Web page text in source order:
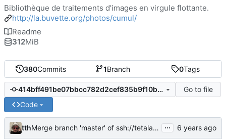
380Commits 1Branch 0Tags
414bff491be07bbcc782d2cef835b9f10b347f19
Go to file
Code
tth Merge branch 'master' of ssh://tetalab.org/tTh/FloatImg ...
Bibliothèque de traitements d'images en virgule flottante.
http://la.buvette.org/photos/cumul/
Readme
312MiB